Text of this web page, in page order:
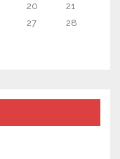
20
21
27
28